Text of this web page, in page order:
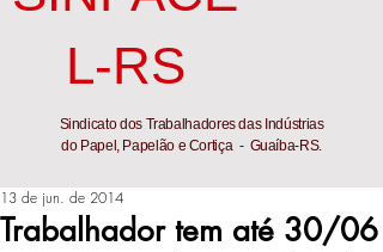
L-RS
Sindicato dos Trabalhadores das Indústrias
do Papel, Papelão e Cortiça - Guaíba-RS.
Trabalhador tem até 30/06
13 de jun. de 2014